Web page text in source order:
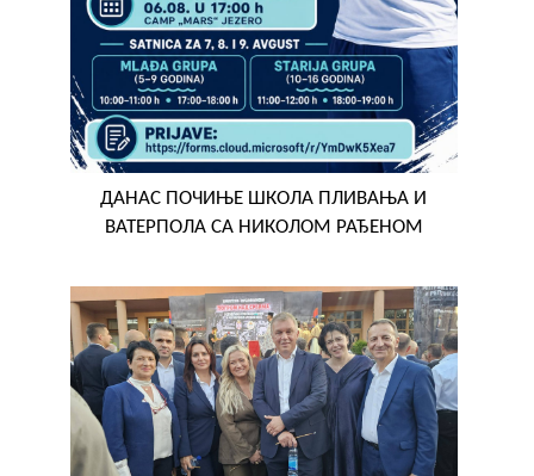
ДАНАС ПОЧИЊЕ ШКОЛА ПЛИВАЊА И
ВАТЕРПОЛА СА НИКОЛОМ РАЂЕНОМ